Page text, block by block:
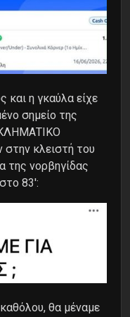
και η γκαύλα είχε
σημείο της
κλειστή του
της νορβηγίδας
83′:
θα μέναμε